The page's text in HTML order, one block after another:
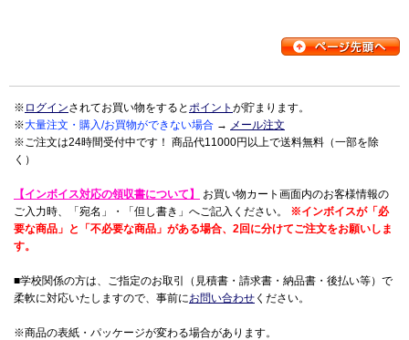
※ ログインされてお買い物をするとポイント が貯まります。
※大量注文・購入/お買物ができない場合 → メール注文
※ご注文は24時間受付中です！ 商品代11000円以上で送料無料（一部を除
く）
【インボイス対応の領収書について】
お買い物カート画面内のお客様情報の
ご入力時、「宛名」・「但し書き」へご記入ください。 ※インボイスが「必
要な商品」と「不必要な商品」がある場合、2回に分けてご注文をお願いしま
す。
■学校関係の方は、ご指定のお取引（見積書・請求書・納品書・後払い等）で
柔軟に対応いたしますので、事前にお問い合わせ ください。
※商品の表紙・パッケージが変わる場合があります。